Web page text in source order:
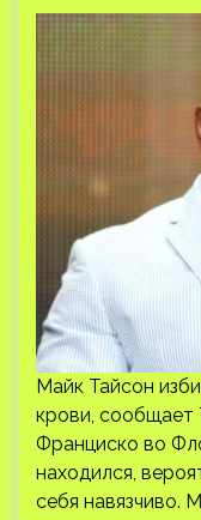
Майк Тайсон
крови, сообщает
Франциско во
находился,
себя навязчиво.